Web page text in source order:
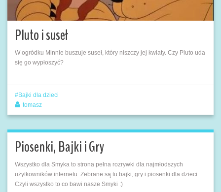
Pluto i suseł
W ogródku Minnie buszuje suseł, który niszczy jej kwiaty. Czy Pluto uda
się go wypłoszyć?
Bajki dla dzieci
tomasz
Piosenki, Bajki i Gry
Wszystko dla Smyka to strona pełna rozrywki dla najmłodszych
użytkowników internetu. Zebrane są tu bajki, gry i piosenki dla dzieci.
Czyli wszystko to co bawi nasze Smyki :)